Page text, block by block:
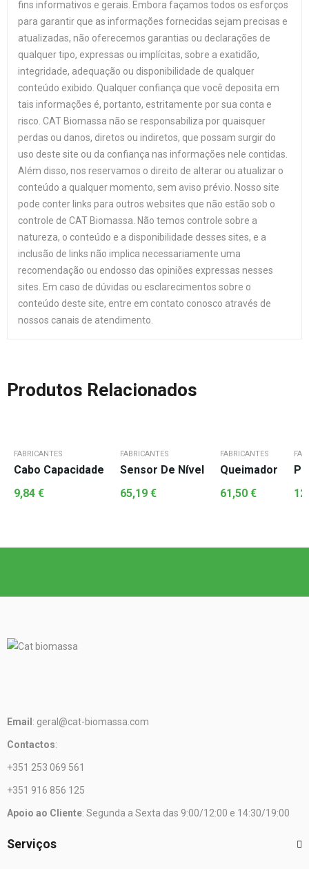
fins informativos e gerais. Embora façamos todos os esforços
para garantir que as informações fornecidas sejam precisas e
atualizadas, não oferecemos garantias ou declarações de
qualquer tipo, expressas ou implícitas, sobre a exatidão,
integridade, adequação ou disponibilidade de qualquer
conteúdo exibido. Qualquer confiança que você deposita em
tais informações é, portanto, estritamente por sua conta e
risco. CAT Biomassa não se responsabiliza por quaisquer
perdas ou danos, diretos ou indiretos, que possam surgir do
uso deste site ou da confiança nas informações nele contidas.
Além disso, nos reservamos o direito de alterar ou atualizar o
conteúdo a qualquer momento, sem aviso prévio. Nosso site
pode conter links para outros websites que não estão sob o
controle de CAT Biomassa. Não temos controle sobre a
natureza, o conteúdo e a disponibilidade desses sites, e a
inclusão de links não implica necessariamente uma
recomendação ou endosso das opiniões expressas nesses
sites. Em caso de dúvidas ou esclarecimentos sobre o
conteúdo deste site, entre em contato conosco através de
nossos canais de atendimento.
Produtos Relacionados
FABRICANTES
Cabo Capacidade
9,84 €
FABRICANTES
Sensor De Nível
65,19 €
FABRICANTES
Queimador
61,50 €
Email : geral@cat-biomassa.com
Contactos:
+351 253 069 561
+351 916 856 125
Apoio ao Cliente: Segunda a Sexta das 9:00/12:00 e 14:30/19:00
Serviços